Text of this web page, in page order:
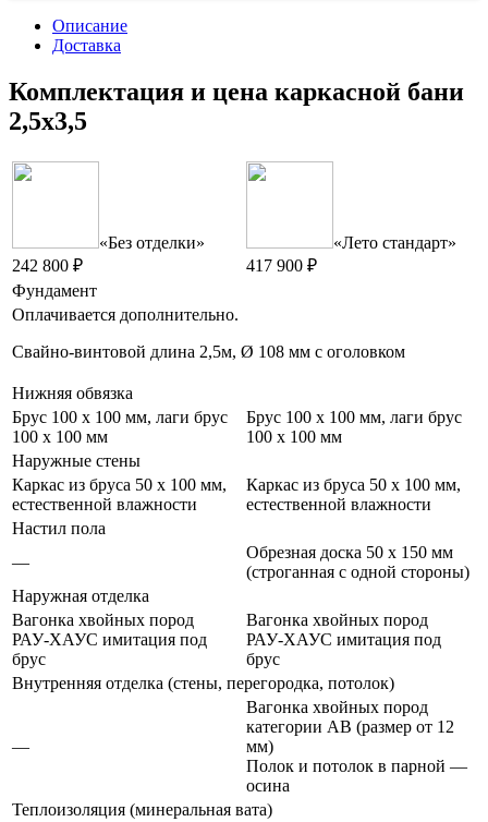
Описание
Доставка
Комплектация и цена каркасной бани
2,5х3,5
«Без отделки»
242 800 ₽
«Лето стандарт»
417 900 ₽
Фундамент
Оплачивается дополнительно.
Свайно-винтовой длина 2,5м, Ø 108 мм с оголовком
Нижняя обвязка
Брус 100 x 100 мм, лаги брус
100 x 100 мм
Брус 100 x 100 мм, лаги брус
100 x 100 мм
Наружные стены
Каркас из бруса 50 х 100 мм,
естественной влажности
Каркас из бруса 50 х 100 мм,
естественной влажности
Настил пола
—
Обрезная доска 50 х 150 мм
(строганная с одной стороны)
Наружная отделка
Вагонка хвойных пород
РАУ-ХАУС имитация под
брус
Вагонка хвойных пород
РАУ-ХАУС имитация под
брус
Внутренняя отделка (стены, перегородка, потолок)
—
Вагонка хвойных пород
категории АВ (размер от 12
мм)
Полок и потолок в парной —
осина
Теплоизоляция (минеральная вата)